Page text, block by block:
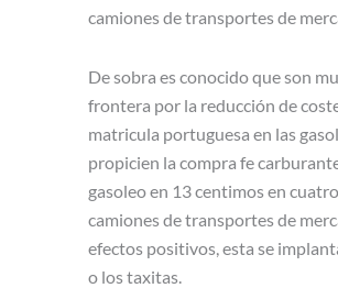
camiones de transportes de
De sobra es conocido que son
frontera por la reducción de
matricula portuguesa en las
propicien la compra fe
gasoleo en 13 centimos en
camiones de transportes de
efectos positivos, esta se
o los taxitas.